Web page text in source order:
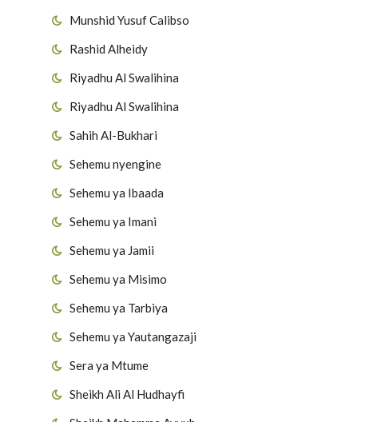
Munshid Yusuf Calibso
Rashid Alheidy
Riyadhu Al Swalihina
Riyadhu Al Swalihina
Sahih Al-Bukhari
Sehemu nyengine
Sehemu ya Ibaada
Sehemu ya Imani
Sehemu ya Jamii
Sehemu ya Misimo
Sehemu ya Tarbiya
Sehemu ya Yautangazaji
Sera ya Mtume
Sheikh Ali Al Hudhayfi